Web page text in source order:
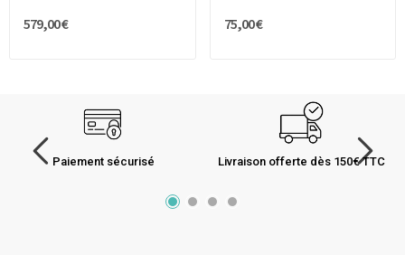
579,00 € 75,00 €
Paiement sécurisé Livraison offerte dès 150€ TTC